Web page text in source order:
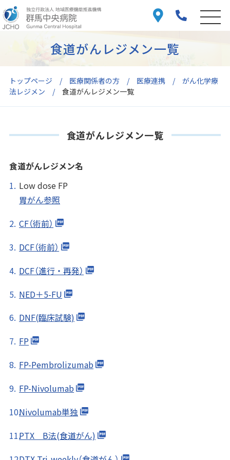
トップページ 医療関係者の方 医療連携
がん化学療
法レジメン
食道がんレジメン一覧
食道がんレジメン一覧
食道がんレジメン一覧
食道がんレジメン名
Low dose FP
胃がん参照
CF（術前）
DCF（術前）
DCF（進行・再発）
NED＋5-FU
DNF(臨床試験)
FP
FP-Pembrolizumab
FP-Nivolumab
Nivolumab単独
PTX B法(食道がん)